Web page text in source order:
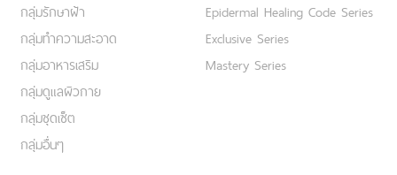
กลุ่มรักษาฝ้า
กลุ่มทำความสะอาด
กลุ่มอาหารเสริม
กลุ่มดูแลผิวกาย
กลุ่มชุดเซ็ต
กลุ่มอื่นๆ
Epidermal Healing Code Series
Exclusive Series
Mastery Series